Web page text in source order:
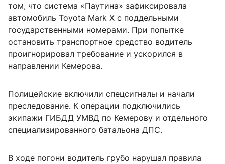
том, что система «Паутина» зафиксировала
автомобиль Toyota Mark X с поддельными
государственными номерами. При попытке
остановить транспортное средство водитель
проигнорировал требование и ускорился в
направлении Кемерова.
Полицейские включили спецсигналы и начали
преследование. К операции подключились
экипажи ГИБДД УМВД по Кемерову и отдельного
специализированного батальона ДПС.
В ходе погони водитель грубо нарушал правила